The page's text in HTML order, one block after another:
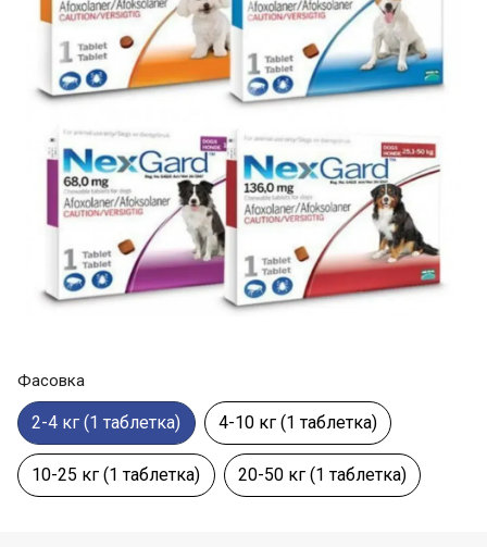
Фасовка
2-4 кг (1 таблетка) 4-10 кг (1 таблетка)
10-25 кг (1 таблетка) 20-50 кг (1 таблетка)